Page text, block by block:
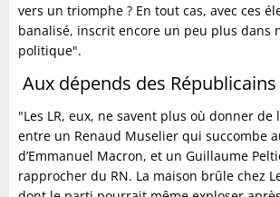
vers un triomphe ? En tout cas, avec ces
banalisé, inscrit encore un peu plus dans
politique".
Aux dépends des Républicains
"Les LR, eux, ne savent plus où donner
entre un Renaud Muselier qui succombe
d’Emmanuel Macron, et un Guillaume
rapprocher du RN. La maison brûle chez